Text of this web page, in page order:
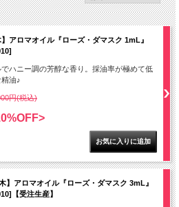
】アロマオイル『ローズ・ダマスク 1mL』
でハニー調の芳醇な香り。採油率が極めて低
精油♪
円(税込)
】アロマオイル『ローズ・ダマスク 3mL』
【受注生産】